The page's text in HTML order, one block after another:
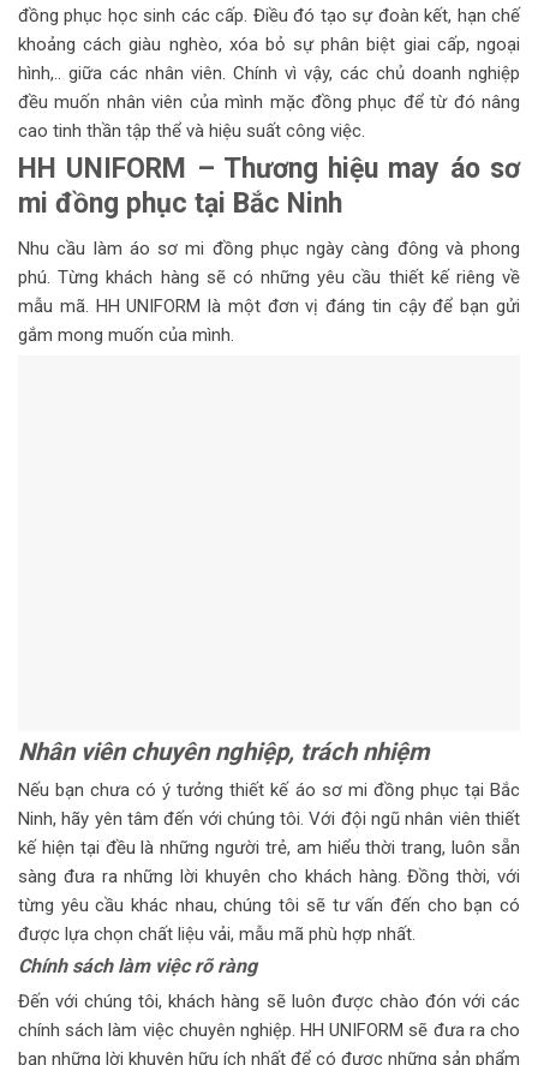
đồng phục học sinh các cấp. Điều đó tạo sự đoàn kết, hạn chế
khoảng cách giàu nghèo, xóa bỏ sự phân biệt giai cấp, ngoại
hình,.. giữa các nhân viên. Chính vì vậy, các chủ doanh nghiệp
đều muốn nhân viên của mình mặc đồng phục để từ đó nâng
cao tinh thần tập thể và hiệu suất công việc.
HH UNIFORM – Thương hiệu may áo sơ
mi đồng phục tại Bắc Ninh
Nhu cầu làm áo sơ mi đồng phục ngày càng đông và phong
phú. Từng khách hàng sẽ có những yêu cầu thiết kế riêng về
mẫu mã. HH UNIFORM là một đơn vị đáng tin cậy để bạn gửi
gắm mong muốn của mình.
Nhânviên chuyên nghiệp, trách nhiệm
Nếu bạn chưa có ý tưởng thiết kế áo sơ mi đồng phục tại Bắc
Ninh, hãy yên tâm đến với chúng tôi. Với đội ngũ nhân viên thiết
kế hiện tại đều là những người trẻ, am hiểu thời trang, luôn sẵn
sàng đưa ra những lời khuyên cho khách hàng. Đồng thời, với
từng yêu cầu khác nhau, chúng tôi sẽ tư vấn đến cho bạn có
được lựa chọn chất liệu vải, mẫu mã phù hợp nhất.
Chính sách làm việc rõ ràng
Đến với chúng tôi, khách hàng sẽ luôn được chào đón với các
chính sách làm việc chuyên nghiệp. HH UNIFORM sẽ đưa ra cho
bạn những lời khuyên hữu ích nhất để có được những sản phẩm